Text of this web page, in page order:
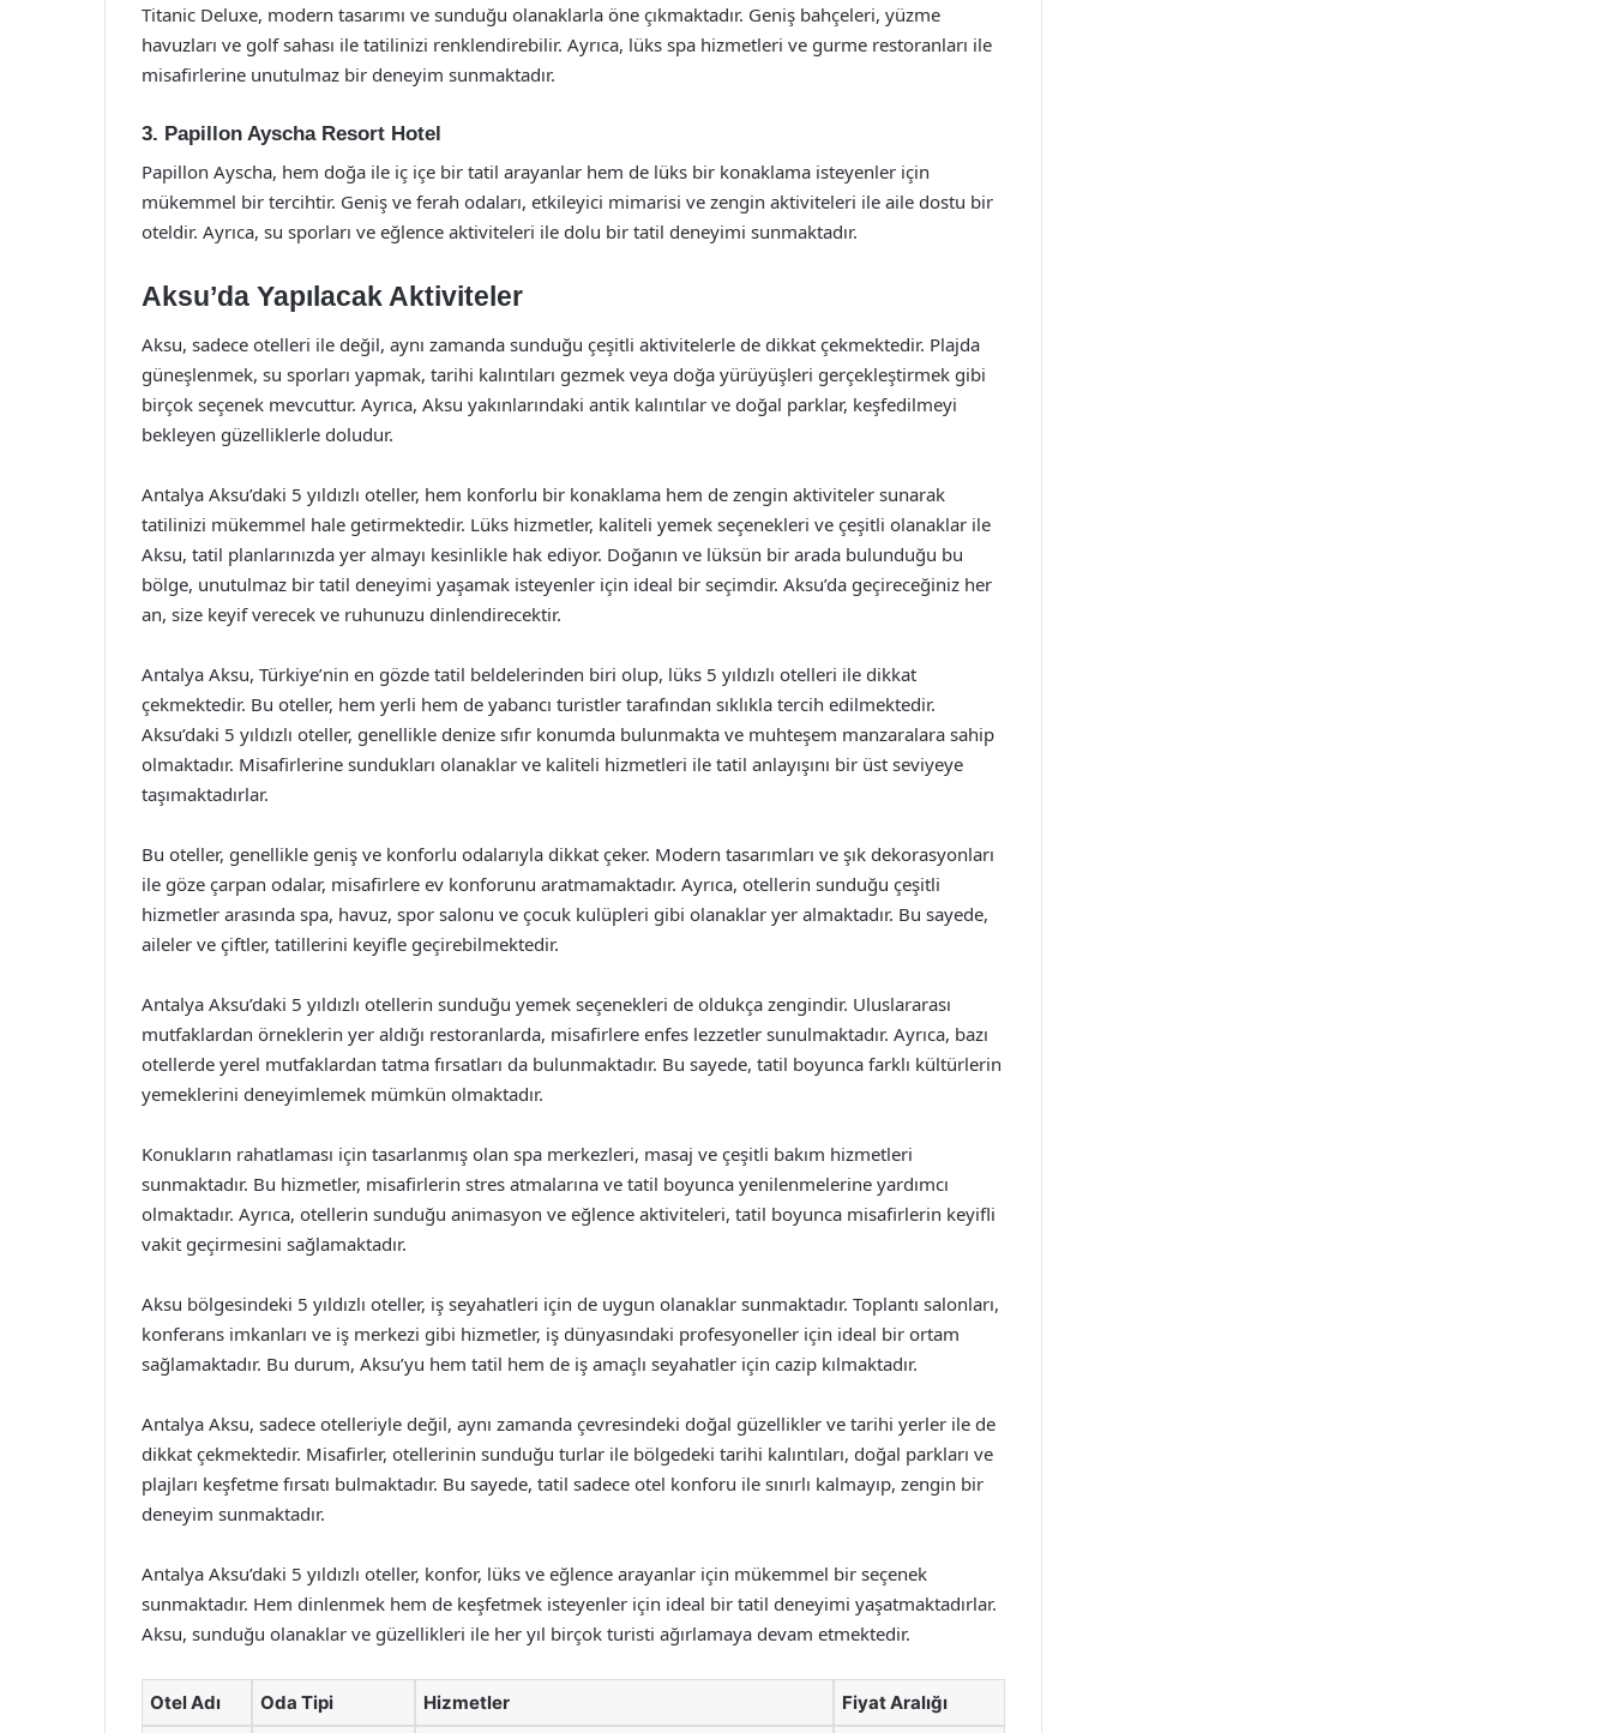
Titanic Deluxe, modern tasarımı ve sunduğu olanaklarla öne çıkmaktadır. Geniş bahçeleri, yüzme
havuzları ve golf sahası ile tatilinizi renklendirebilir. Ayrıca, lüks spa hizmetleri ve gurme restoranları ile
misafirlerine unutulmaz bir deneyim sunmaktadır.
3. Papillon Ayscha Resort Hotel
Papillon Ayscha, hem doğa ile iç içe bir tatil arayanlar hem de lüks bir konaklama isteyenler için
mükemmel bir tercihtir. Geniş ve ferah odaları, etkileyici mimarisi ve zengin aktiviteleri ile aile dostu bir
oteldir. Ayrıca, su sporları ve eğlence aktiviteleri ile dolu bir tatil deneyimi sunmaktadır.
Aksu’da Yapılacak Aktiviteler
Aksu, sadece otelleri ile değil, aynı zamanda sunduğu çeşitli aktivitelerle de dikkat çekmektedir. Plajda
güneşlenmek, su sporları yapmak, tarihi kalıntıları gezmek veya doğa yürüyüşleri gerçekleştirmek gibi
birçok seçenek mevcuttur. Ayrıca, Aksu yakınlarındaki antik kalıntılar ve doğal parklar, keşfedilmeyi
bekleyen güzelliklerle doludur.
Antalya Aksu’daki 5 yıldızlı oteller, hem konforlu bir konaklama hem de zengin aktiviteler sunarak
tatilinizi mükemmel hale getirmektedir. Lüks hizmetler, kaliteli yemek seçenekleri ve çeşitli olanaklar ile
Aksu, tatil planlarınızda yer almayı kesinlikle hak ediyor. Doğanın ve lüksün bir arada bulunduğu bu
bölge, unutulmaz bir tatil deneyimi yaşamak isteyenler için ideal bir seçimdir. Aksu’da geçireceğiniz her
an, size keyif verecek ve ruhunuzu dinlendirecektir.
Antalya Aksu, Türkiye’nin en gözde tatil beldelerinden biri olup, lüks 5 yıldızlı otelleri ile dikkat
çekmektedir. Bu oteller, hem yerli hem de yabancı turistler tarafından sıklıkla tercih edilmektedir.
Aksu’daki 5 yıldızlı oteller, genellikle denize sıfır konumda bulunmakta ve muhteşem manzaralara sahip
olmaktadır. Misafirlerine sundukları olanaklar ve kaliteli hizmetleri ile tatil anlayışını bir üst seviyeye
taşımaktadırlar.
Bu oteller, genellikle geniş ve konforlu odalarıyla dikkat çeker. Modern tasarımları ve şık dekorasyonları
ile göze çarpan odalar, misafirlere ev konforunu aratmamaktadır. Ayrıca, otellerin sunduğu çeşitli
hizmetler arasında spa, havuz, spor salonu ve çocuk kulüpleri gibi olanaklar yer almaktadır. Bu sayede,
aileler ve çiftler, tatillerini keyifle geçirebilmektedir.
Antalya Aksu’daki 5 yıldızlı otellerin sunduğu yemek seçenekleri de oldukça zengindir. Uluslararası
mutfaklardan örneklerin yer aldığı restoranlarda, misafirlere enfes lezzetler sunulmaktadır. Ayrıca, bazı
otellerde yerel mutfaklardan tatma fırsatları da bulunmaktadır. Bu sayede, tatil boyunca farklı kültürlerin
yemeklerini deneyimlemek mümkün olmaktadır.
Konukların rahatlaması için tasarlanmış olan spa merkezleri, masaj ve çeşitli bakım hizmetleri
sunmaktadır. Bu hizmetler, misafirlerin stres atmalarına ve tatil boyunca yenilenmelerine yardımcı
olmaktadır. Ayrıca, otellerin sunduğu animasyon ve eğlence aktiviteleri, tatil boyunca misafirlerin keyifli
vakit geçirmesini sağlamaktadır.
Aksu bölgesindeki 5 yıldızlı oteller, iş seyahatleri için de uygun olanaklar sunmaktadır. Toplantı salonları,
konferans imkanları ve iş merkezi gibi hizmetler, iş dünyasındaki profesyoneller için ideal bir ortam
sağlamaktadır. Bu durum, Aksu’yu hem tatil hem de iş amaçlı seyahatler için cazip kılmaktadır.
Antalya Aksu, sadece otelleriyle değil, aynı zamanda çevresindeki doğal güzellikler ve tarihi yerler ile de
dikkat çekmektedir. Misafirler, otellerinin sunduğu turlar ile bölgedeki tarihi kalıntıları, doğal parkları ve
plajları keşfetme fırsatı bulmaktadır. Bu sayede, tatil sadece otel konforu ile sınırlı kalmayıp, zengin bir
deneyim sunmaktadır.
Antalya Aksu’daki 5 yıldızlı oteller, konfor, lüks ve eğlence arayanlar için mükemmel bir seçenek
sunmaktadır. Hem dinlenmek hem de keşfetmek isteyenler için ideal bir tatil deneyimi yaşatmaktadırlar.
Aksu, sunduğu olanaklar ve güzellikleri ile her yıl birçok turisti ağırlamaya devam etmektedir.
Otel Adı Oda Tipi Hizmetler Fiyat Aralığı